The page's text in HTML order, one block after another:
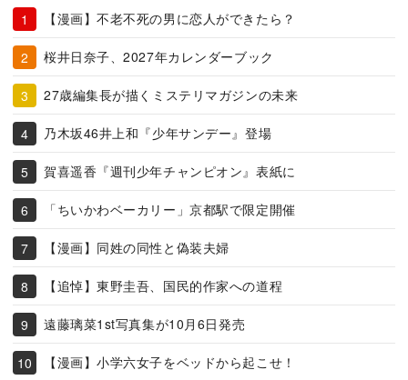
【漫画】不老不死の男に恋人ができたら？
桜井日奈子、2027年カレンダーブック
27歳編集長が描くミステリマガジンの未来
乃木坂46井上和『少年サンデー』登場
賀喜遥香『週刊少年チャンピオン』表紙に
「ちいかわベーカリー」京都駅で限定開催
【漫画】同姓の同性と偽装夫婦
【追悼】東野圭吾、国民的作家への道程
遠藤璃菜1st写真集が10月6日発売
【漫画】小学六女子をベッドから起こせ！